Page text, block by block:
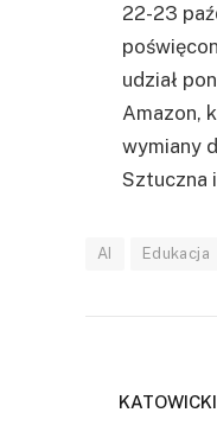
22-23
udział
Amazon,
wymiany
Sztuczna
AI Edukacja